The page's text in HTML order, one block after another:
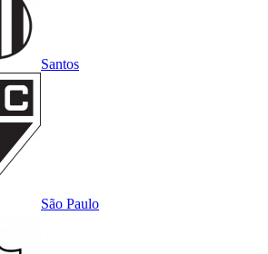
Santos
São Paulo